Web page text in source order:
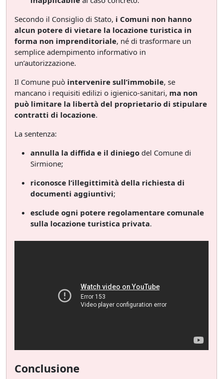
Secondo il Consiglio di Stato, i Comuni non hanno
alcun potere di vietare la locazione turistica in
forma non imprenditoriale, né di trasformare un
semplice adempimento informativo in
un’autorizzazione.
Il Comune può intervenire sull’immobile, se
mancano i requisiti edilizi o igienico-sanitari, ma non
può limitare la libertà del proprietario di stipulare
contratti di locazione.
La sentenza:
annulla la diffida e il diniego del Comune di
Sirmione;
riconosce l’illegittimità della richiesta di
documenti aggiuntivi;
esclude ogni potere regolamentare comunale
sulla locazione turistica privata.
Conclusione